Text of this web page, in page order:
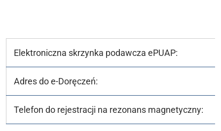
Elektroniczna skrzynka podawcza ePUAP:
Adres do e-Doręczeń:
Telefon do rejestracji na rezonans magnetyczny: